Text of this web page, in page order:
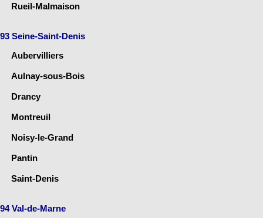
Rueil-Malmaison
93 Seine-Saint-Denis
Aubervilliers
Aulnay-sous-Bois
Drancy
Montreuil
Noisy-le-Grand
Pantin
Saint-Denis
94 Val-de-Marne